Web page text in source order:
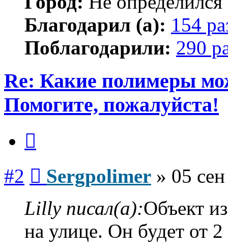
Благодарил (а): 154
Поблагодарили: 290
Re: Какие полимеры
Помогите, пожалуйста!
#2 Sergpolimer » 05
Lilly писал(а):Объект
на улице. Он будет от